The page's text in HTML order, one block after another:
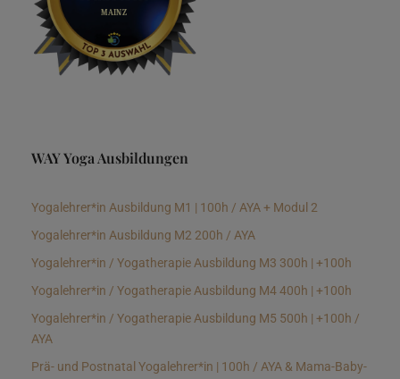
WAY Yoga Ausbildungen
Yogalehrer*in Ausbildung M1 | 100h / AYA + Modul 2
Yogalehrer*in Ausbildung M2 200h / AYA
Yogalehrer*in / Yogatherapie Ausbildung M3 300h | +100h
Yogalehrer*in / Yogatherapie Ausbildung M4 400h | +100h
Yogalehrer*in / Yogatherapie Ausbildung M5 500h | +100h /
AYA
Prä- und Postnatal Yogalehrer*in | 100h / AYA & Mama-Baby-